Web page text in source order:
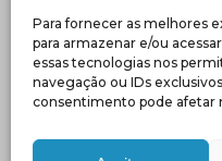
Para fornecer as melhores
para armazenar e/ou
essas tecnologias nos
navegação ou IDs
consentimento pode afetar